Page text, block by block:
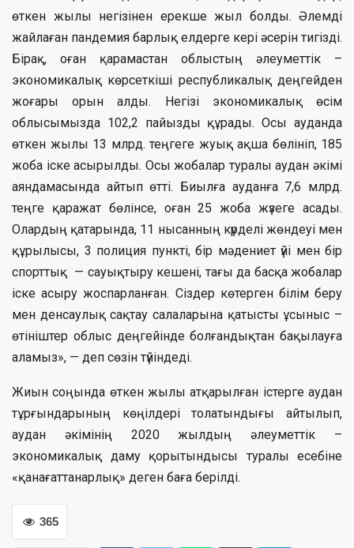
өткен жылы негізінен ерекше жыл болды. Әлемді
жайлаған пандемия барлық елдерге кері әсерін тигізді.
Бірақ, оған қарамастан облыстың әлеуметтік –
экономикалық көрсеткіші республикалық деңгейден
жоғары орын алды. Негізі экономикалық өсім
облысымызда 102,2 пайызды құрады. Осы ауданда
өткен жылы 13 млрд. теңгеге жуық ақша бөлініп, 185
жоба іске асырылды. Осы жобалар туралы аудан әкімі
аяндамасында айтып өтті. Биылға ауданға 7,6 млрд.
теңге қаражат бөлінсе, оған 25 жоба жүзеге асады.
Олардың қатарында, 11 нысанның күрделі жөндеуі мен
құрылысы, 3 полиция пункті, бір мәдениет үйі мен бір
спорттық — сауықтыру кешені, тағы да басқа жобалар
іске асыру жоспарланған. Сіздер көтерген білім беру
мен денсаулық сақтау салаларына қатысты ұсыныс –
өтініштер облыс деңгейінде болғандықтан бақылауға
аламыз», — деп сөзін түйіндеді.
Жиын соңында өткен жылы атқарылған істерге аудан
тұрғындарының көңілдері толатындығы айтылып,
аудан әкімінің 2020 жылдың әлеуметтік –
экономикалық даму қорытындысы туралы есебіне
«қанағаттанарлық» деген баға берілді.
365